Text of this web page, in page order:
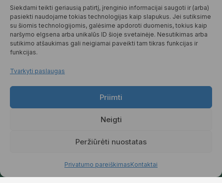
Siekdami teikti geriausią patirtį, įrenginio informacijai saugoti ir (arba)
pasiekti naudojame tokias technologijas kaip slapukus. Jei sutiksime
su šiomis technologijomis, galėsime apdoroti duomenis, tokius kaip
naršymo elgsena arba unikalūs ID šioje svetainėje. Nesutikimas arba
sutikimo atšaukimas gali neigiamai paveikti tam tikras funkcijas ir
funkcijas.
Tvarkyti paslaugas
Priimti
Neigti
Peržiūrėti nuostatas
Privatumo pareiškimasKontaktai
09:00 - 19:00
draugiškos tiek
Jums, tiek
gamtai.
DAUGIAU
© 2025 Pickcartline.com. Visos
teisės saugomos.
PREKIŲ KEITIMAS IR GRĄŽINIMAS